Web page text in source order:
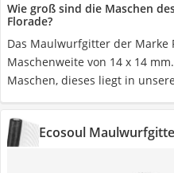
Wie groß sind die Maschen
Florade?
Das Maulwurfgitter der Marke
Maschenweite von 14 x 14
Maschen, dieses liegt in
Ecosoul